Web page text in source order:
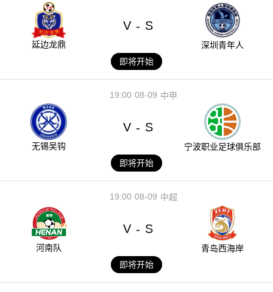
延边龙鼎
V - S
深圳青年人
即将开始
08-09
19:00 中甲
无锡吴钩
V - S
宁波职业足球俱乐部
即将开始
08-09
19:00 中超
河南队
V - S
青岛西海岸
即将开始